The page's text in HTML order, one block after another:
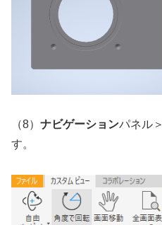
（8） ナビゲーションパネル＞
す。